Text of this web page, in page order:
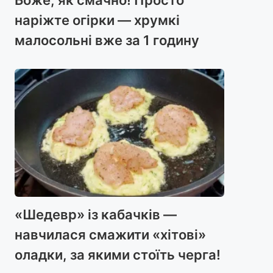
наріжте огірки — хрумкі
малосольні вже за 1 годину
«Шедевр» із кабачків —
навчилася смажити «хітові»
оладки, за якими стоїть черга!